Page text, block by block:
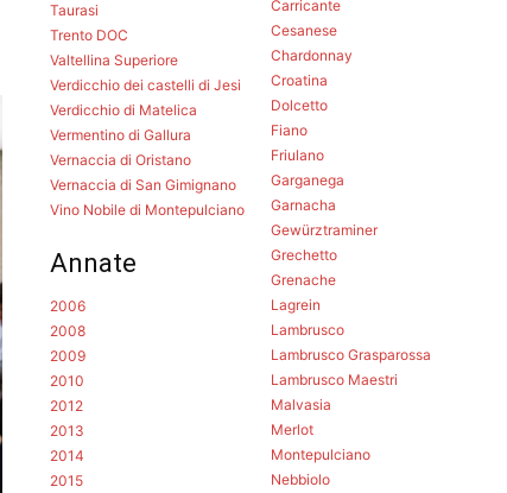
Taurasi
Trento DOC
Valtellina Superiore
Verdicchio dei castelli di Jesi
Verdicchio di Matelica
Vermentino di Gallura
Vernaccia di Oristano
Vernaccia di San Gimignano
Vino Nobile di Montepulciano
Annate
2006
2008
2009
2010
2012
2013
2014
2015
Carricante
Cesanese
Chardonnay
Croatina
Dolcetto
Fiano
Friulano
Garganega
Garnacha
Gewürztraminer
Grechetto
Grenache
Lagrein
Lambrusco
Lambrusco Grasparossa
Lambrusco Maestri
Malvasia
Merlot
Montepulciano
Nebbiolo